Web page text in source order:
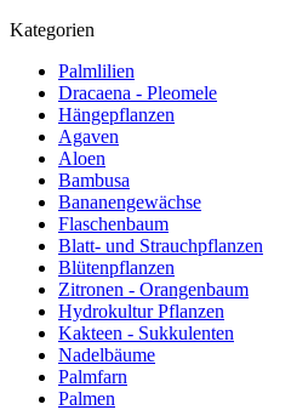
Kategorien
Palmlilien
Dracaena - Pleomele
Hängepflanzen
Agaven
Aloen
Bambusa
Bananengewächse
Flaschenbaum
Blatt- und Strauchpflanzen
Blütenpflanzen
Zitronen - Orangenbaum
Hydrokultur Pflanzen
Kakteen - Sukkulenten
Nadelbäume
Palmfarn
Palmen